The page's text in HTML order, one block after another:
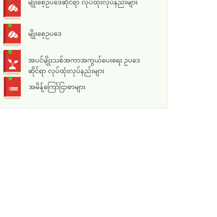
မျိုးစေ့ဥပဒေဆိုင်ရာ လုပ်ထုံးလုပ်နည်းများ
မျိုးစေ့ဥပဒေ
အပင်မျိုးသစ်အကာအကွယ်ပေးရေး ဥပဒေ
ဆိုင်ရာ လုပ်ထုံးလုပ်နည်းများ
အမိန့်ကြော်ငြာစာများ